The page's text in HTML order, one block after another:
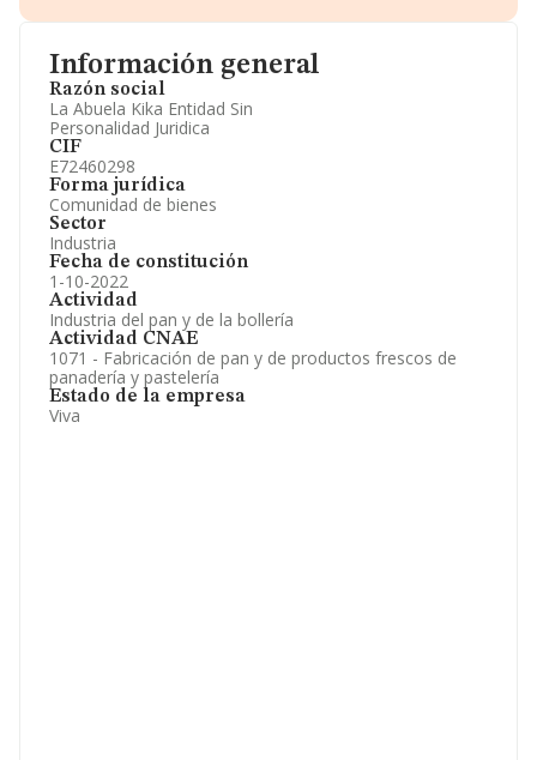
Información general
Razón social
La Abuela Kika Entidad Sin
Personalidad Juridica
CIF
E72460298
Forma jurídica
Comunidad de bienes
Sector
Industria
Fecha de constitución
1-10-2022
Actividad
Industria del pan y de la bollería
Actividad CNAE
1071 - Fabricación de pan y de productos frescos de
panadería y pastelería
Estado de la empresa
Viva
Accionistas.
Artículos de prensa publicados sobre la empresa.
Información oficial y registral complementaria.